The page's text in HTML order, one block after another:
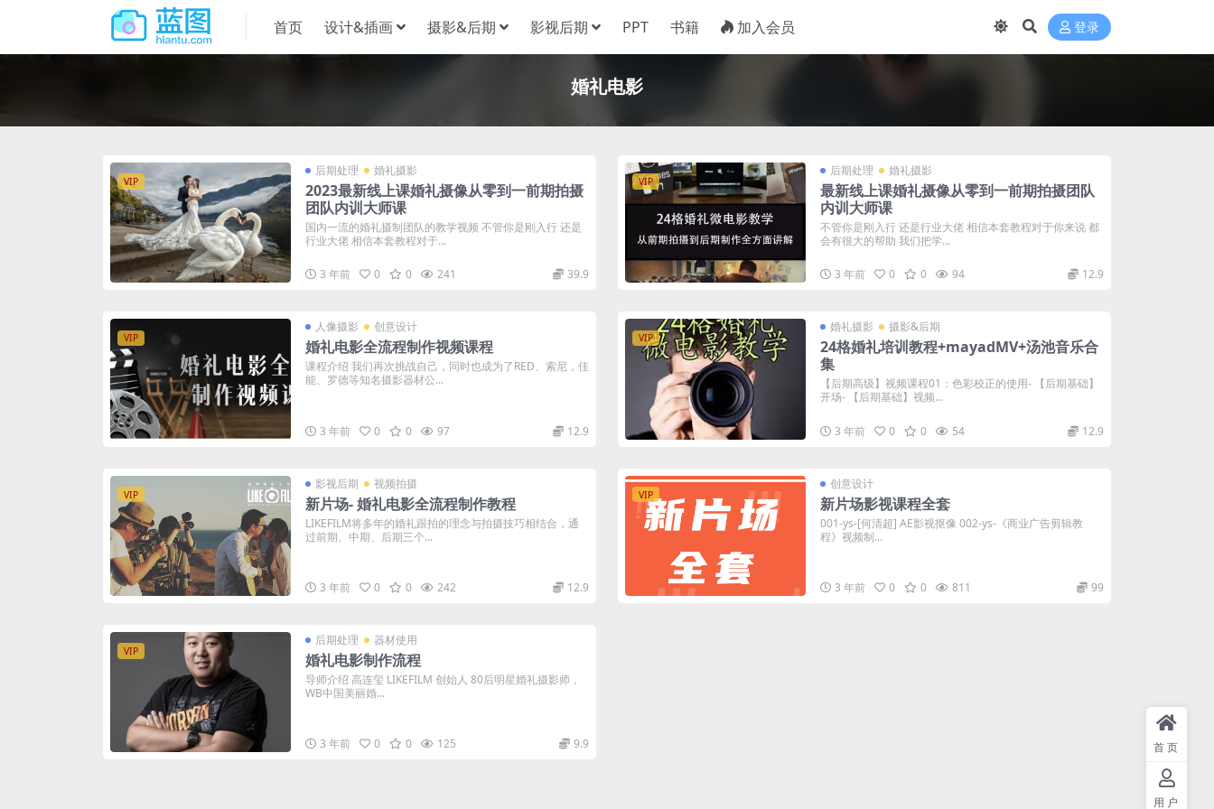
首页 设计&插画 摄影&后期 影视后期 PPT 书籍 加入会员 登录
婚礼电影
VIP
后期处理 婚礼摄影
2023最新线上课婚礼摄像从零到一前期拍摄
团队内训大师课
国内一流的婚礼摄制团队的教学视频 不管你是刚入行 还是
行业大佬 相信本套教程对于...
3 年前 0 0 241 39.9
VIP
后期处理 婚礼摄影
最新线上课婚礼摄像从零到一前期拍摄团队
内训大师课
不管你是刚入行 还是行业大佬 相信本套教程对于你来说 都
会有很大的帮助 我们把学...
3 年前 0 0 94 12.9
VIP
人像摄影 创意设计
婚礼电影全流程制作视频课程
课程介绍 我们再次挑战自己，同时也成为了RED、索尼，佳
能、罗德等知名摄影器材公...
3 年前 0 0 97 12.9
VIP
婚礼摄影 摄影&后期
24格婚礼培训教程+mayadMV+汤池音乐合
集
【后期高级】视频课程01：色彩校正的使用- 【后期基础】
开场- 【后期基础】视频...
3 年前 0 0 54 12.9
VIP
影视后期 视频拍摄
新片场- 婚礼电影全流程制作教程
LIKEFILM将多年的婚礼跟拍的理念与拍摄技巧相结合，通
过前期、中期、后期三个...
3 年前 0 0 242 12.9
VIP
创意设计
新片场影视课程全套
001-ys-[何清超] AE影视抠像 002-ys-《商业广告剪辑教
程》视频制...
3 年前 0 0 811 99
VIP
后期处理 器材使用
婚礼电影制作流程
导师介绍 高连玺 LIKEFILM 创始人 80后明星婚礼摄影师，
WB中国美丽婚...
3 年前 0 0 125 9.9 首页
用户